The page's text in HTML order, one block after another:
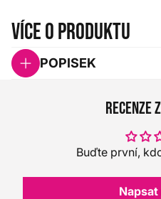
Více o produktu
POPISEK
Recenze
Buďte první,